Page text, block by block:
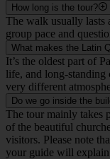
How long is the tour?
The walk usually lasts
group pace and
What makes the Latin
It’s the oldest part of
life, and long-standing
very different
Do we go inside the
The tour mainly takes
of the beautiful
visitors. Please note
your guide will